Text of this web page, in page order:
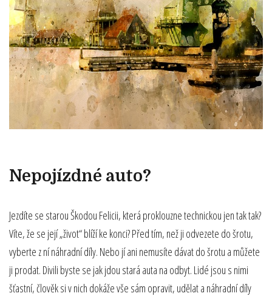
Nepojízdné auto?
Jezdíte se starou Škodou Felicii, která proklouzne technickou jen tak tak?
Víte, že se její „život“ blíží ke konci? Před tím, než ji odvezete do šrotu,
vyberte z ní náhradní díly. Nebo jí ani nemusíte dávat do šrotu a můžete
ji prodat. Divili byste se jak jdou stará auta na odbyt. Lidé jsou s nimi
šťastní, člověk si v nich dokáže vše sám opravit, udělat a náhradní díly